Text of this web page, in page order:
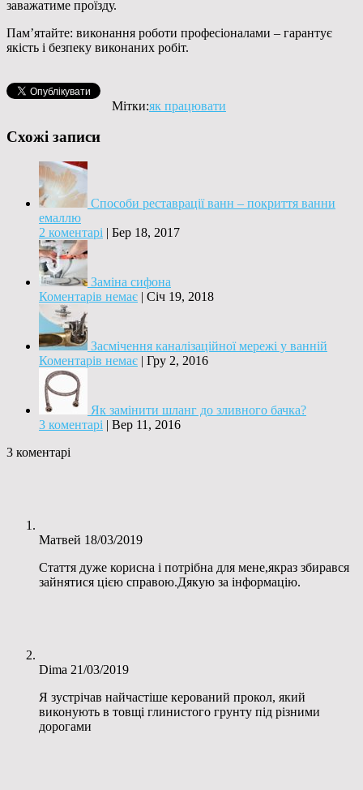
заважатиме проїзду.
Пам’ятайте: виконання роботи професіоналами – гарантує
якість і безпеку виконаних робіт.
Мітки:як працювати
Схожі записи
Способи реставрації ванн – покриття ванни
емаллю
2 коментарі | Бер 18, 2017
Заміна сифона
Коментарів немає | Січ 19, 2018
Засмічення каналізаційної мережі у ванній
Коментарів немає | Гру 2, 2016
Як замінити шланг до зливного бачка?
3 коментарі | Вер 11, 2016
3 коментарі
Матвей 18/03/2019
Стаття дуже корисна і потрібна для мене,якраз збирався
зайнятися цією справою.Дякую за інформацію.
Dima 21/03/2019
Я зустрічав найчастіше керований прокол, який
виконують в товщі глинистого грунту під різними
дорогами